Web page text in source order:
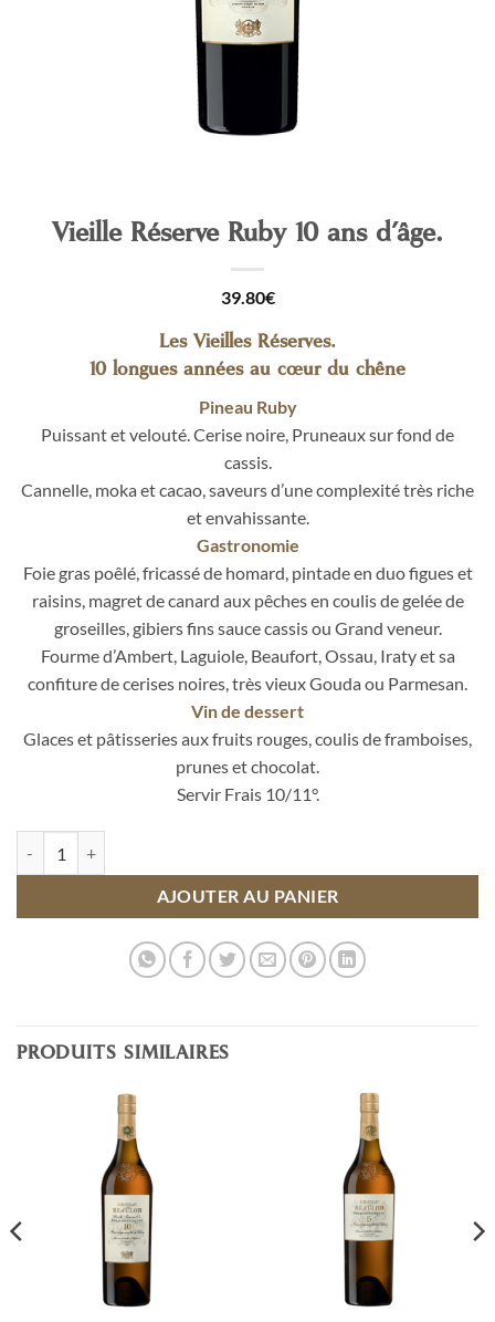
Vieille Réserve Ruby 10 ans d’âge.
39.80€
Les Vieilles Réserves.
10 longues années au cœur du chêne
Pineau Ruby
Puissant et velouté. Cerise noire, Pruneaux sur fond de
cassis.
Cannelle, moka et cacao, saveurs d’une complexité très riche
et envahissante.
Gastronomie
Foie gras poêlé, fricassé de homard, pintade en duo figues et
raisins, magret de canard aux pêches en coulis de gelée de
groseilles, gibiers fins sauce cassis ou Grand veneur.
Fourme d’Ambert, Laguiole, Beaufort, Ossau, Iraty et sa
confiture de cerises noires, très vieux Gouda ou Parmesan.
Vin de dessert
Glaces et pâtisseries aux fruits rouges, coulis de framboises,
prunes et chocolat.
Servir Frais 10/11°.
AJOUTER AU PANIER
PRODUITS SIMILAIRES